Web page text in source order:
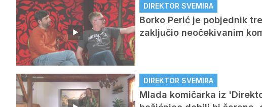
DIREKTOR SVEMIRA
Borko Perić je pobjednik
zaključio neočekivanim
DIREKTOR SVEMIRA
Mlada komičarka iz